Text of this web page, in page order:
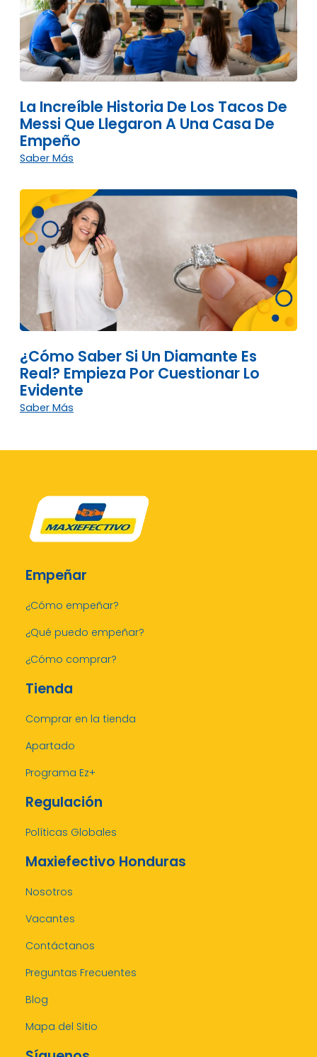
La Increíble Historia De Los Tacos De
Messi Que Llegaron A Una Casa De
Empeño
Saber Más
¿Cómo Saber Si Un Diamante Es
Real? Empieza Por Cuestionar Lo
Evidente
Saber Más
Empeñar
¿Cómo empeñar?
¿Qué puedo empeñar?
¿Cómo comprar?
Tienda
Comprar en la tienda
Apartado
Programa Ez+
Regulación
Políticas Globales
Maxiefectivo Honduras
Nosotros
Vacantes
Contáctanos
Preguntas Frecuentes
Blog
Mapa del Sitio